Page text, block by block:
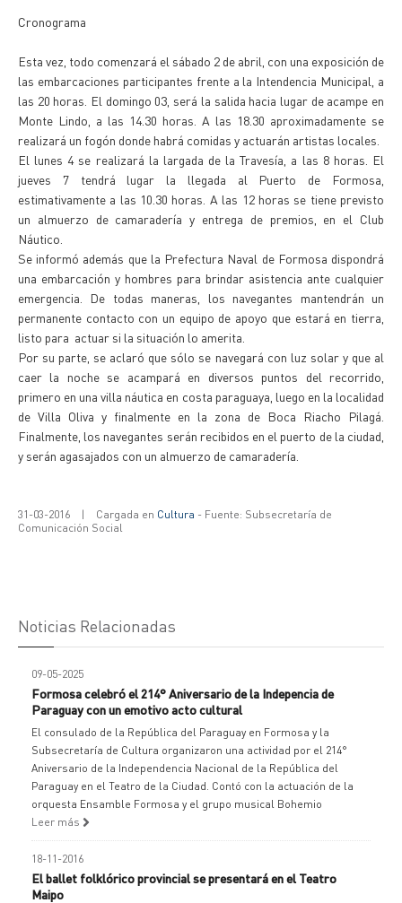
Cronograma
Esta vez, todo comenzará el sábado 2 de abril, con una exposición de
las embarcaciones participantes frente a la Intendencia Municipal, a
las 20 horas. El domingo 03, será la salida hacia lugar de acampe en
Monte Lindo, a las 14.30 horas. A las 18.30 aproximadamente se
realizará un fogón donde habrá comidas y actuarán artistas locales.
El lunes 4 se realizará la largada de la Travesía, a las 8 horas. El
jueves 7 tendrá lugar la llegada al Puerto de Formosa,
estimativamente a las 10.30 horas. A las 12 horas se tiene previsto
un almuerzo de camaradería y entrega de premios, en el Club
Náutico.
Se informó además que la Prefectura Naval de Formosa dispondrá
una embarcación y hombres para brindar asistencia ante cualquier
emergencia. De todas maneras, los navegantes mantendrán un
permanente contacto con un equipo de apoyo que estará en tierra,
listo para actuar si la situación lo amerita.
Por su parte, se aclaró que sólo se navegará con luz solar y que al
caer la noche se acampará en diversos puntos del recorrido,
primero en una villa náutica en costa paraguaya, luego en la localidad
de Villa Oliva y finalmente en la zona de Boca Riacho Pilagá.
Finalmente, los navegantes serán recibidos en el puerto de la ciudad,
y serán agasajados con un almuerzo de camaradería.
31-03-2016 | Cargada en Cultura - Fuente: Subsecretaría de
Comunicación Social
Noticias Relacionadas
09-05-2025
Formosa celebró el 214° Aniversario de la Indepencia de
Paraguay con un emotivo acto cultural
El consulado de la República del Paraguay en Formosa y la
Subsecretaría de Cultura organizaron una actividad por el 214°
Aniversario de la Independencia Nacional de la República del
Paraguay en el Teatro de la Ciudad. Contó con la actuación de la
orquesta Ensamble Formosa y el grupo musical Bohemio
Leer más
18-11-2016
El ballet folklórico provincial se presentará en el Teatro
Maipo